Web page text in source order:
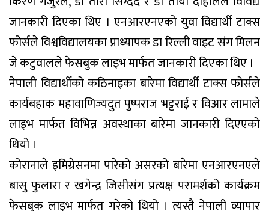
जानकारी दिएका थिए । एनआरएनएको युवा विद्यार्थी टाक्स
फोर्सले विश्वविद्यालयका प्राध्यापक डा रिल्ली वाइट संग मिलन
जे कटुवालले फेसबुक लाइभ मार्फत जानकारी दिएका थिए ।
नेपाली विद्यार्थीको कठिनाइका बारेमा विद्यार्थी टाक्स फोर्सले
कार्यबहाक महावाणिज्यदुत पुष्पराज भट्टराई र विआर लामाले
लाइभ मार्फत विभिन्न अवस्थाका बारेमा जानकारी दिएएको
थियो ।
कोरानाले इमिग्रेसनमा पारेको असरको बारेमा एनआरएनएले
बासु फुलारा र खगेन्द्र जिसीसंग प्रत्यक्ष परामर्शको कार्यक्रम
फेसबुक लाइभ मार्फत गरेको थियो । त्यस्तै नेपाली व्यापार